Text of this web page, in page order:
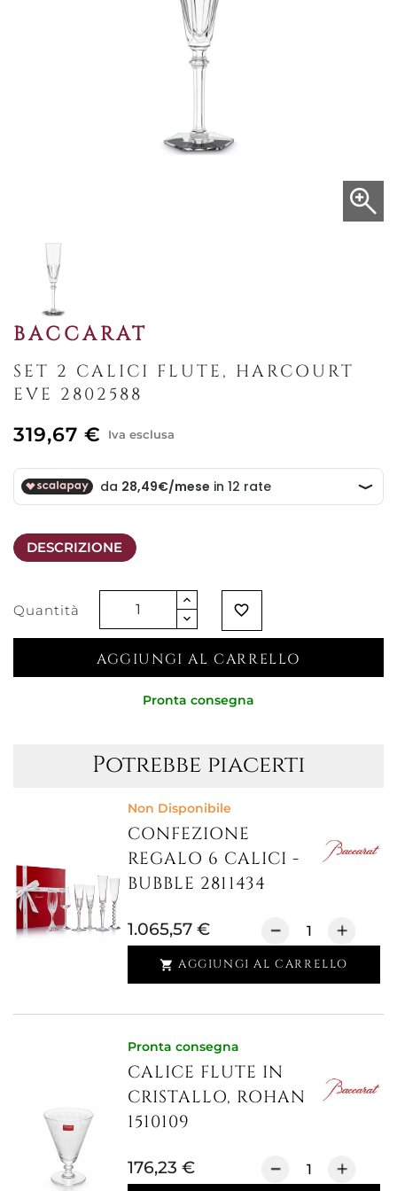
BACCARAT
SET 2 CALICI FLUTE, HARCOURT
EVE 2802588
319,67 € Iva esclusa
DESCRIZIONE
Quantità favorite_border
AGGIUNGI AL CARRELLO
Pronta consegna
Potrebbe piacerti
Non Disponibile
CONFEZIONE
REGALO 6 CALICI -
BUBBLE 2811434
1.065,57 €
 AGGIUNGI AL CARRELLO
Pronta consegna
CALICE FLUTE IN
CRISTALLO, ROHAN
1510109
176,23 €